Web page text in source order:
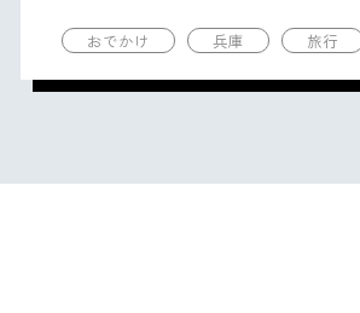
おでかけ 兵庫 旅行